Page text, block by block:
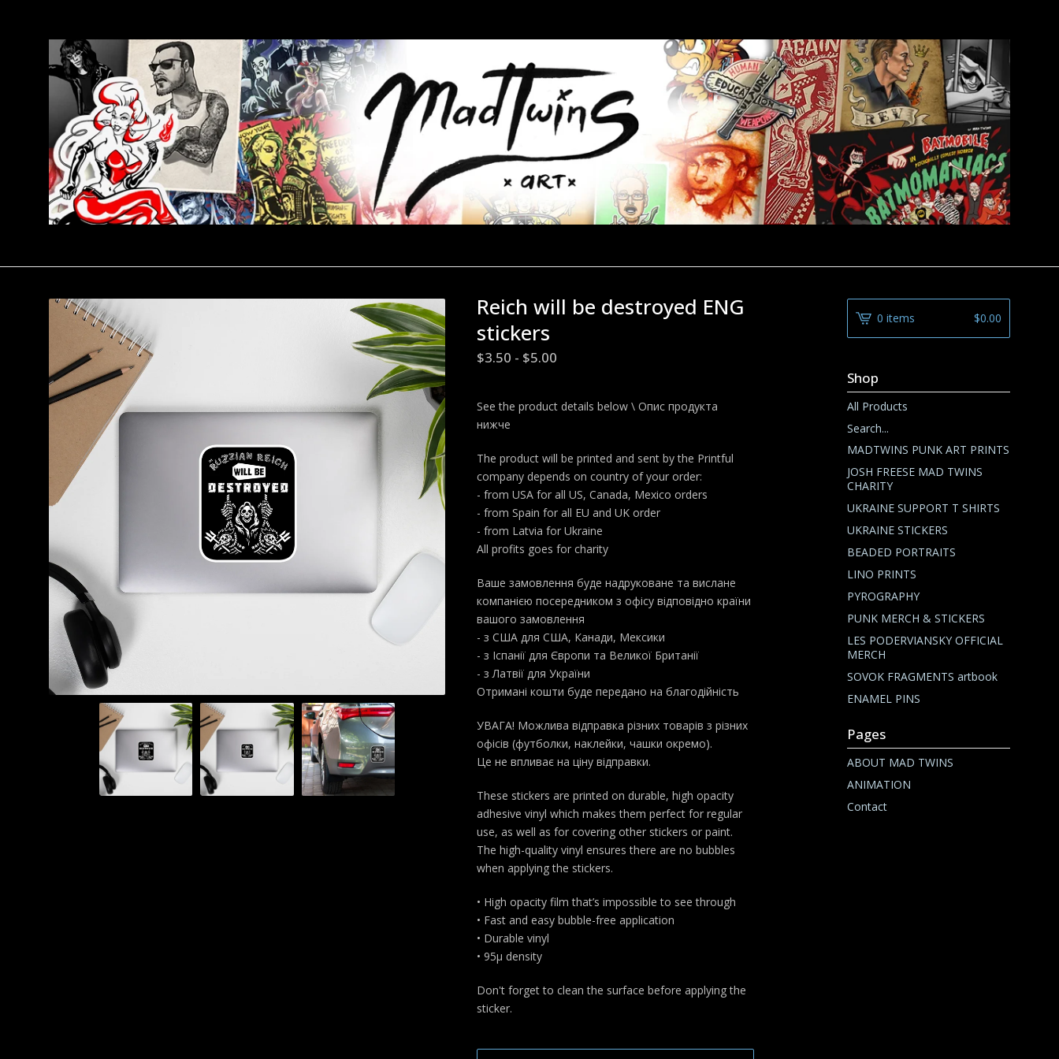
Reich will be destroyed ENG
stickers
$3.50 - $5.00
See the product details below \ Опис продукта
нижче
The product will be printed and sent by the Printful
company depends on country of your order:
- from USA for all US, Canada, Mexico orders
- from Spain for all EU and UK order
- from Latvia for Ukraine
All profits goes for charity
Ваше замовлення буде надруковане та вислане
компанією посередником з офісу відповідно країни
вашого замовлення
- з США для США, Канади, Мексики
- з Іспанії для Європи та Великої Британії
- з Латвії для України
Отримані кошти буде передано на благодійність
УВАГА! Можлива відправка різних товарів з різних
офісів (футболки, наклейки, чашки окремо).
Це не впливає на ціну відправки.
These stickers are printed on durable, high opacity
adhesive vinyl which makes them perfect for regular
use, as well as for covering other stickers or paint.
The high-quality vinyl ensures there are no bubbles
when applying the stickers.
• High opacity film that’s impossible to see through
• Fast and easy bubble-free application
• Durable vinyl
• 95µ density
Don't forget to clean the surface before applying the
sticker.
0 items $0.00
Shop
All Products
Search...
MADTWINS PUNK ART PRINTS
JOSH FREESE MAD TWINS
CHARITY
UKRAINE SUPPORT T SHIRTS
UKRAINE STICKERS
BEADED PORTRAITS
LINO PRINTS
PYROGRAPHY
PUNK MERCH & STICKERS
LES PODERVIANSKY OFFICIAL
MERCH
SOVOK FRAGMENTS artbook
ENAMEL PINS
Pages
ABOUT MAD TWINS
ANIMATION
Contact